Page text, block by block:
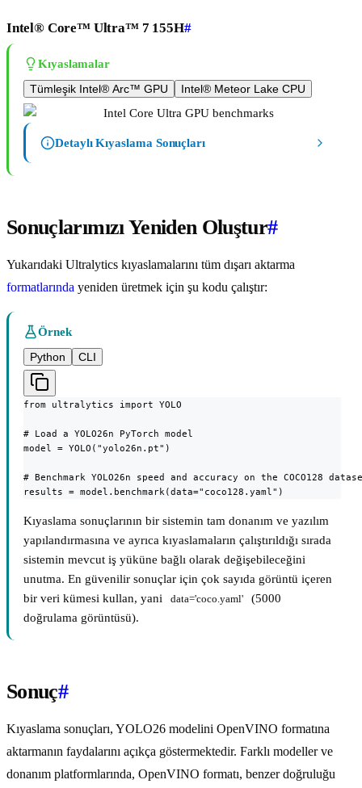
Intel® Core™ Ultra™ 7 155H#
Kıyaslamalar
Tümleşik Intel® Arc™ GPU
Intel® Meteor Lake CPU
Detaylı Kıyaslama Sonuçları
Sonuçlarımızı Yeniden Oluştur#
Yukarıdaki Ultralytics kıyaslamalarını tüm dışarı aktarma
formatlarında yeniden üretmek için şu kodu çalıştır:
Örnek
Python
CLI
from ultralytics import YOLO
# Load a YOLO26n PyTorch model
model = YOLO("yolo26n.pt")
# Benchmark YOLO26n speed and accuracy on the COCO128
results = model.benchmark(data="coco128.yaml")
Kıyaslama sonuçlarının bir sistemin tam donanım ve yazılım
yapılandırmasına ve ayrıca kıyaslamaların çalıştırıldığı sırada
sistemin mevcut iş yüküne bağlı olarak değişebileceğini
unutma. En güvenilir sonuçlar için çok sayıda görüntü içeren
bir veri kümesi kullan, yani
data='coco.yaml'
(5000
doğrulama görüntüsü).
Sonuç#
Kıyaslama sonuçları, YOLO26 modelini OpenVINO formatına
aktarmanın faydalarını açıkça göstermektedir. Farklı modeller ve
donanım platformlarında, OpenVINO formatı, benzer doğruluğu